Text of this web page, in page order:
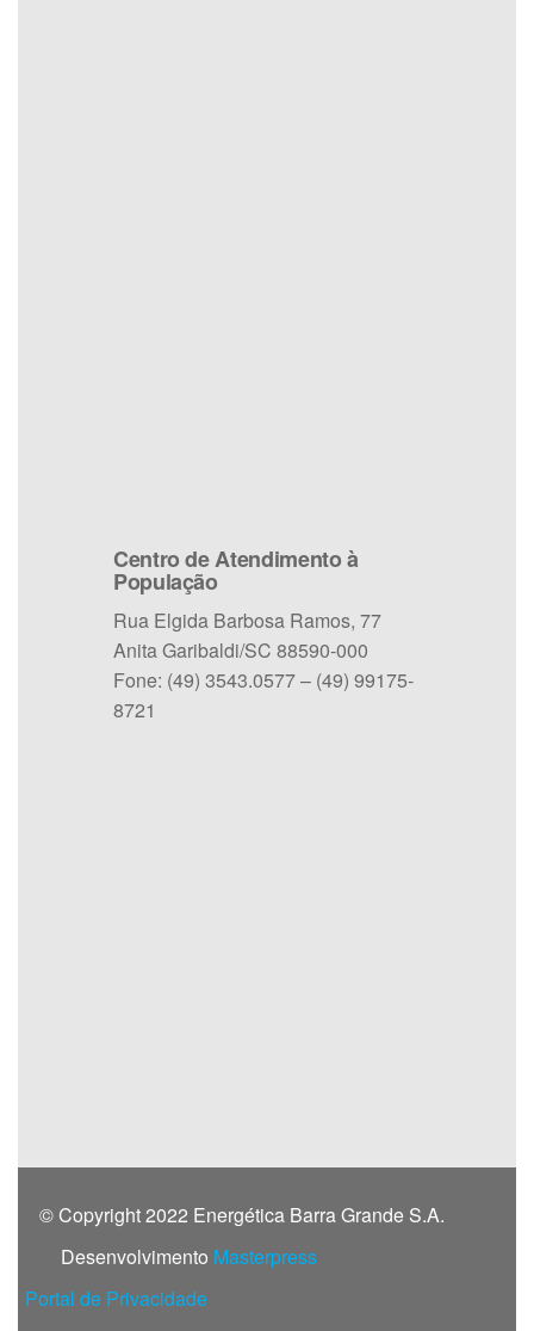
Centro de Atendimento à
População
Rua Elgida Barbosa Ramos, 77
Anita Garibaldi/SC 88590-000
Fone: (49) 3543.0577 – (49) 99175-
8721
© Copyright 2022 Energética Barra Grande S.A.
Desenvolvimento Masterpress
Portal de Privacidade